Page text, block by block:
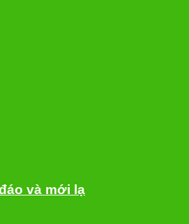
và mới lạ